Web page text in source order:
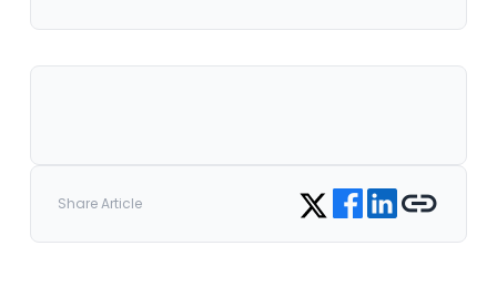
Share Article Share on Twitter
Share on Facebook
Share on LinkedIn
Copy link